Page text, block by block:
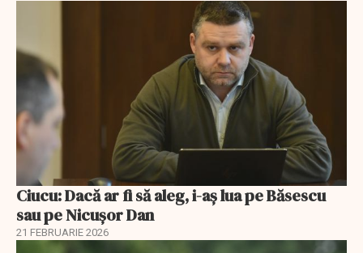
Ciucu: Dacă ar fi să aleg, i-aș lua pe Băsescu
sau pe Nicușor Dan
21 FEBRUARIE 2026